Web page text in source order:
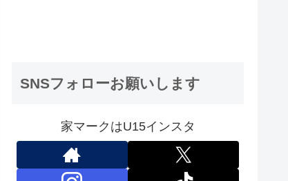
SNSフォローお願いします
家マークはU15インスタ